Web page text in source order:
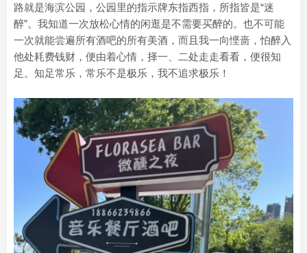
路就是海滨公园，公园里的指示牌东指西指，所指皆是“迷
醉”。我知道一次放松心情的闲逛是不需要买醉的。也不可能
一次就能尝遍所有酒吧的所有美酒，而且我一向悭啬，怕醉入
他处耗费钱财，便由着心情，择一、二处走走看看，便很知
足。知足常乐，常乐不是极乐，我不追求极乐！